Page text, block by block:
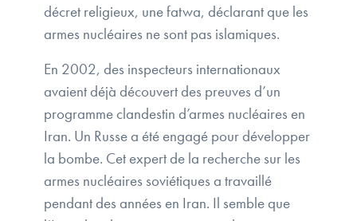
décret religieux, une fatwa, déclarant que les
armes nucléaires ne sont pas islamiques.
En 2002, des inspecteurs internationaux
avaient déjà découvert des preuves d’un
programme clandestin d’armes nucléaires en
Iran. Un Russe a été engagé pour développer
la bombe. Cet expert de la recherche sur les
armes nucléaires soviétiques a travaillé
pendant des années en Iran. Il semble que